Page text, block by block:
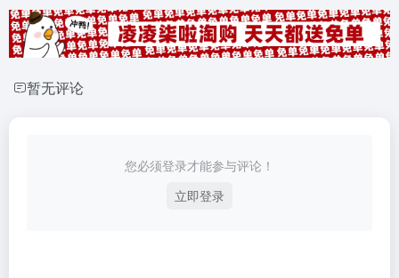
暂无评论
您必须登录才能参与评论！
立即登录